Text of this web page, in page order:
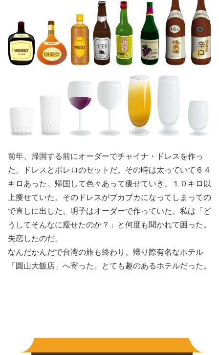
前年、帰国する前にオーダーでチャイナ・ドレスを作っ
た。ドレスとボレロのセットだ。その時は太っていて６４
キロあった。帰国して色々あって痩せていき、１０キロ以
上痩せていた。そのドレスがブカブカになってしまっての
で直しに出した。明子はオーダーで作っていた。私は「ど
うしてそんなに瘦せたのか？」と何度も聞かれて困った。
失恋したのだ。
なんだかんだで台湾の旅も終わり、帰り際有名なホテル
「圓山大飯店」へ寄った。とても趣のあるホテルだった。